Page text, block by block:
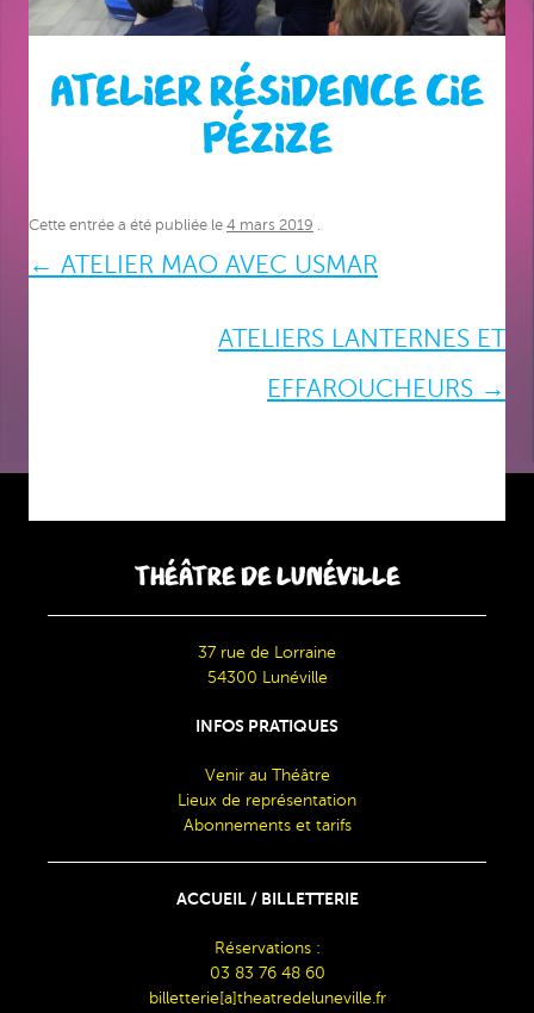
ATELIER RÉSIDENCE CIE
PÉZIZE
Cette entrée a été publiée le 4 mars 2019
Navigation
← ATELIER MAO AVEC USMAR
ATELIERS LANTERNES ET
EFFAROUCHEURS →
THÉÂTRE DE LUNÉVILLE
37 rue de Lorraine
54300 Lunéville
INFOS PRATIQUES
Venir au Théâtre
Lieux de représentation
Abonnements et tarifs
ACCUEIL / BILLETTERIE
Réservations :
03 83 76 48 60
billetterie[a]theatredeluneville.fr